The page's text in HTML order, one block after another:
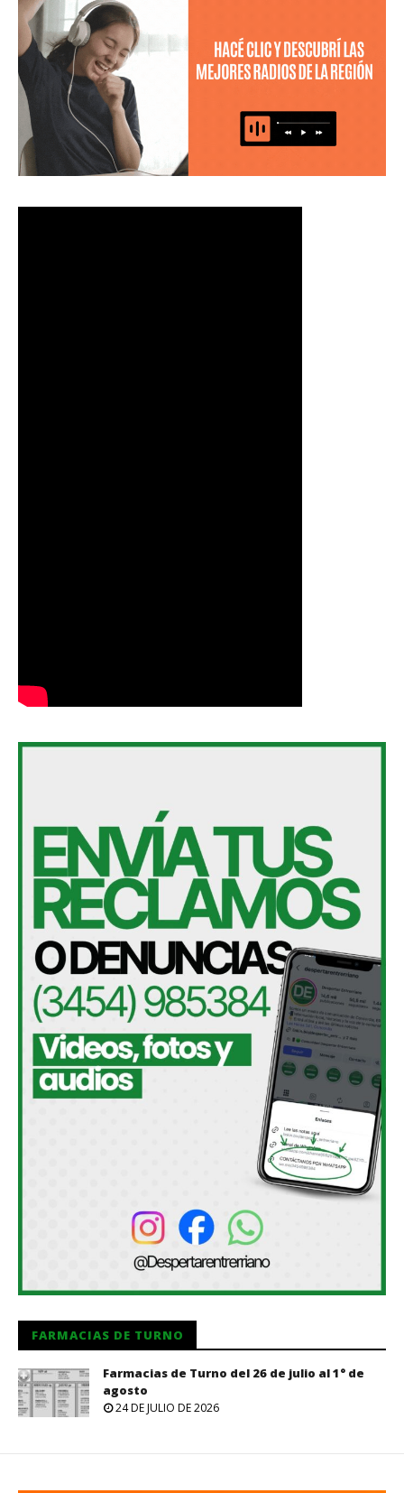
FARMACIAS DE TURNO
Farmacias de Turno del 26 de julio al 1° de
agosto
24 DE JULIO DE 2026